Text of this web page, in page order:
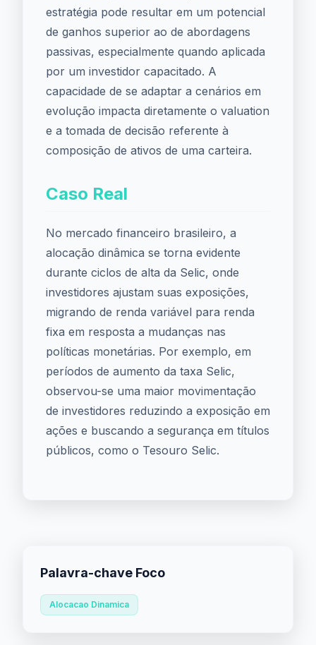
estratégia pode resultar em um potencial
de ganhos superior ao de abordagens
passivas, especialmente quando aplicada
por um investidor capacitado. A
capacidade de se adaptar a cenários em
evolução impacta diretamente o valuation
e a tomada de decisão referente à
composição de ativos de uma carteira.
Caso Real
No mercado financeiro brasileiro, a
alocação dinâmica se torna evidente
durante ciclos de alta da Selic, onde
investidores ajustam suas exposições,
migrando de renda variável para renda
fixa em resposta a mudanças nas
políticas monetárias. Por exemplo, em
períodos de aumento da taxa Selic,
observou-se uma maior movimentação
de investidores reduzindo a exposição em
ações e buscando a segurança em títulos
públicos, como o Tesouro Selic.
Palavra-chave Foco
Alocacao Dinamica